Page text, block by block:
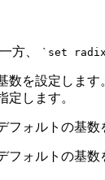
方、 `set
数を設定します
定します。
ォルトの基数
ォルトの基数